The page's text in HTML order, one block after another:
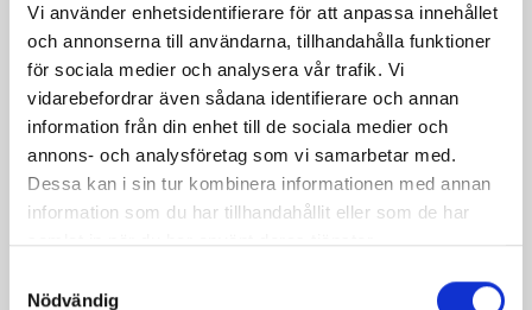
Vi använder enhetsidentifierare för att anpassa innehållet
och annonserna till användarna, tillhandahålla funktioner
för sociala medier och analysera vår trafik. Vi
vidarebefordrar även sådana identifierare och annan
information från din enhet till de sociala medier och
annons- och analysföretag som vi samarbetar med.
Dessa kan i sin tur kombinera informationen med annan
information som du har tillhandahållit eller som de har
samlat in när du har använt deras tjänster.
Nödvändig